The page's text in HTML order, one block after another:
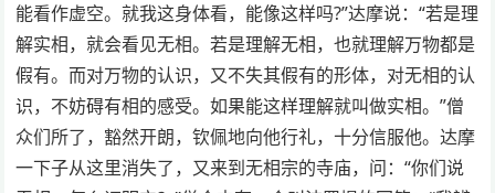
能看作虚空。就我这身体看，能像这样吗?”达摩说：“若是理
解实相，就会看见无相。若是理解无相，也就理解万物都是
假有。而对万物的认识，又不失其假有的形体，对无相的认
识，不妨碍有相的感受。如果能这样理解就叫做实相。”僧
众们所了，豁然开朗，钦佩地向他行礼，十分信服他。达摩
一下子从这里消失了，又来到无相宗的寺庙，问：“你们说